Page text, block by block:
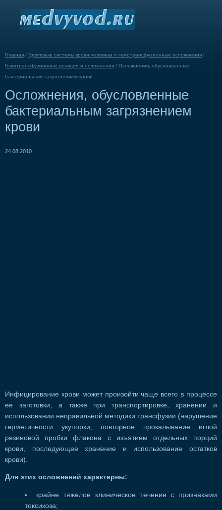
Главная / Групповые системы крови человека и гемотрансфузионные осложнения /
Гемотрансфузионные реакции и осложнения / Осложнения, обусловленные
бактериальным загрязнением крови
Осложнения, обусловленные
бактериальным загрязнением
крови
24.08.2010
Инфицирование крови может произойти чаще всего в процессе
ее заготовки, а также при транспортировке, хранении и
использовании неправильной методики трансфузии (нарушение
герметичности укупорки, повторное прокалывание иглой
резиновой пробки флакона с изъятием отдельных порций
крови, последующее хранение и использование остатков
крови).
Для этих осложнений характерны:
крайне тяжелое клиническое течение с признаками
токсикоза;